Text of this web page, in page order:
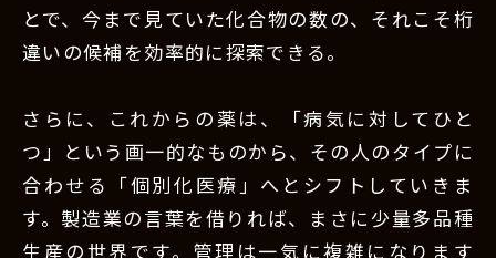
とで、今まで見ていた化合物の数の、それこそ桁
違いの候補を効率的に探索できる。
さらに、これからの薬は、「病気に対してひと
つ」という画一的なものから、その人のタイプに
合わせる「個別化医療」へとシフトしていきま
す。製造業の言葉を借りれば、まさに少量多品種
生産の世界です。管理は一気に複雑になります